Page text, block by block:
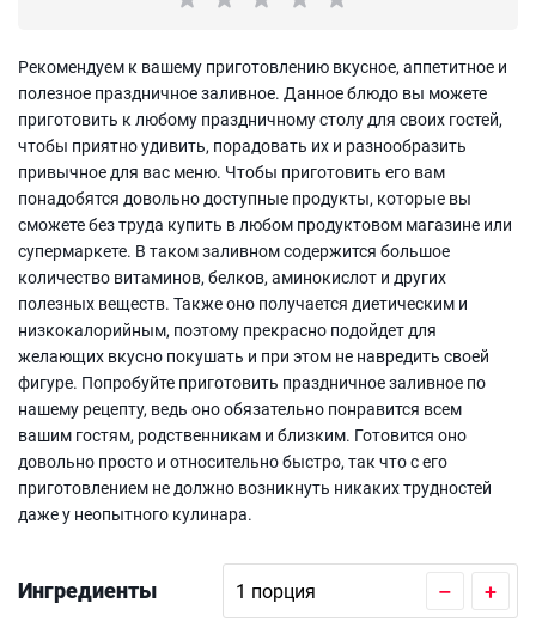
Рекомендуем к вашему приготовлению вкусное, аппетитное и
полезное праздничное заливное. Данное блюдо вы можете
приготовить к любому праздничному столу для своих гостей,
чтобы приятно удивить, порадовать их и разнообразить
привычное для вас меню. Чтобы приготовить его вам
понадобятся довольно доступные продукты, которые вы
сможете без труда купить в любом продуктовом магазине или
супермаркете. В таком заливном содержится большое
количество витаминов, белков, аминокислот и других
полезных веществ. Также оно получается диетическим и
низкокалорийным, поэтому прекрасно подойдет для
желающих вкусно покушать и при этом не навредить своей
фигуре. Попробуйте приготовить праздничное заливное по
нашему рецепту, ведь оно обязательно понравится всем
вашим гостям, родственникам и близким. Готовится оно
довольно просто и относительно быстро, так что с его
приготовлением не должно возникнуть никаких трудностей
даже у неопытного кулинара.
Ингредиенты – +